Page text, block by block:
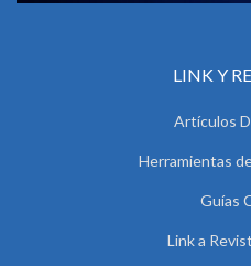
LINK Y
Artículos
Herramientas
Guías
Link a